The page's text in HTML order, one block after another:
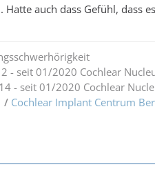
auch dass Gefühl, dass
- seit 01/2020 Cochlear
- seit 01/2020 Cochlear
/ Cochlear Implant Centrum